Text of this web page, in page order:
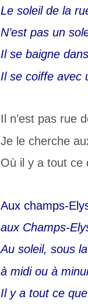
Le soleil de la
N’est pas un
Il se baigne
Il se coiffe avec
Il n’est pas rue
Je le cherche
Où il y a tout ce
Aux champs-
aux Champs-
Au soleil, sous
à midi ou à
Il y a tout ce